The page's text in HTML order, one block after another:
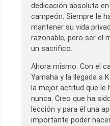
dedicación absoluta
campeón. Siempre le
mantener su vida
razonable, pero ser el
un sacrifico.
Ahora mismo. Con el
Yamaha y la llegada a
la mejor actitud que le
nunca. Creo que ha
lección y para él una
importante poder